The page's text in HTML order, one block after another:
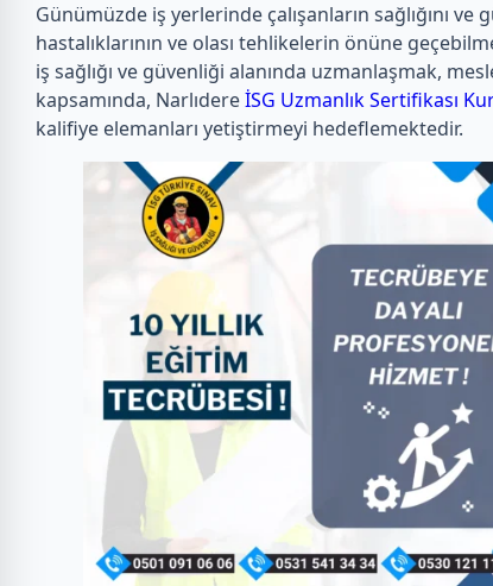
Günümüzde iş yerlerinde çalışanların sağlığını
hastalıklarının ve olası tehlikelerin önüne
iş sağlığı ve güvenliği alanında uzmanlaşmak,
kapsamında, NarlıdereİSG Uzmanlık Sertifikası
kalifiye elemanları yetiştirmeyi hedeflemektedir.